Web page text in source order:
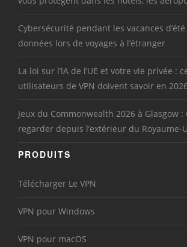
Cybersécurité pendant les vacances
données lors de voyages à l’étranger
La loi sur l’IA de l’UE et votre vie privée :
utilisateurs de VPN doivent savoir en
Jeux du Commonwealth 2026 à Glasgow :
regarder depuis l’extérieur du Royaume-
PRODUITS
Télécharger Le VPN
VPN pour Windows
VPN pour macOS